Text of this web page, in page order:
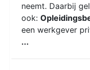
neemt. Daarbij
ook:
een werkgever
...